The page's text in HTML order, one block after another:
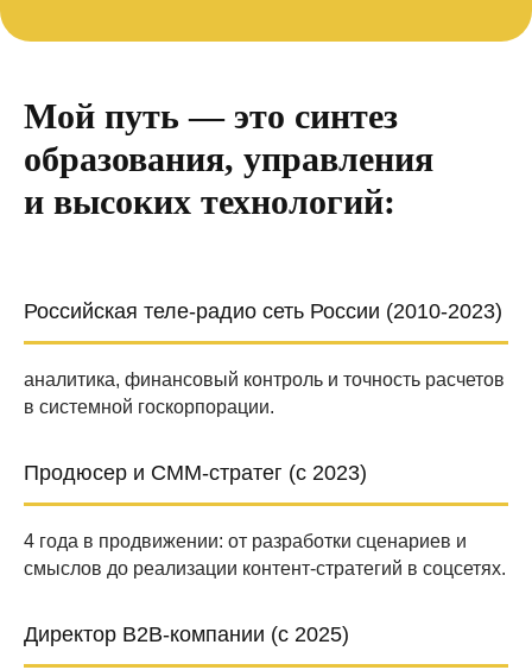
Мой путь — это синтез
образования, управления
и высоких технологий:
Российская теле-радио сеть России (2010-2023)
аналитика, финансовый контроль и точность расчетов
в системной госкорпорации.
Продюсер и СММ-стратег (с 2023)
4 года в продвижении: от разработки сценариев и
смыслов до реализации контент-стратегий в соцсетях.
Директор B2B-компании (с 2025)